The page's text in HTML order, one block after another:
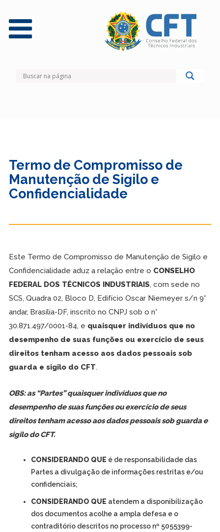
Termo de Compromisso de
Manutenção de Sigilo e
Confidencialidade
Este Termo de Compromisso de Manutenção de Sigilo e
Confidencialidade aduz a relação entre o CONSELHO
FEDERAL DOS TÉCNICOS INDUSTRIAIS, com sede no
SCS, Quadra 02, Bloco D, Edifício Oscar Niemeyer s/n 9°
andar, Brasília-DF, inscrito no CNPJ sob o n°
30.871.497/0001-84, e quaisquer indivíduos que no
desempenho de suas funções ou exercício de seus
direitos tenham acesso aos dados pessoais sob
guarda e sigilo do CFT.
OBS: as “Partes” quaisquer indivíduos que no
desempenho de suas funções ou exercício de seus
direitos tenham acesso aos dados pessoais sob guarda e
sigilo do CFT.
CONSIDERANDO QUE é de responsabilidade das
Partes a divulgação de informações restritas e/ou
confidenciais;
CONSIDERANDO QUE atendem a disponibilização
dos documentos acolhe a ampla defesa e o
contraditório descritos no processo nº 5055399-